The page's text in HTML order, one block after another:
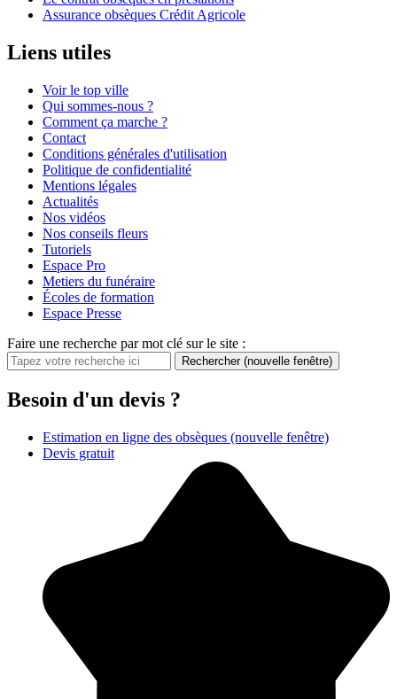
Assurance obsèques Crédit Agricole
Liens utiles
Voir le top ville
Qui sommes-nous ?
Comment ça marche ?
Contact
Conditions générales d'utilisation
Politique de confidentialité
Mentions légales
Actualités
Nos vidéos
Nos conseils fleurs
Tutoriels
Espace Pro
Metiers du funéraire
Écoles de formation
Espace Presse
Faire une recherche par mot clé sur le site :
Rechercher (nouvelle fenêtre)
Besoin d'un devis ?
Estimation en ligne des obsèques (nouvelle fenêtre)
Devis gratuit